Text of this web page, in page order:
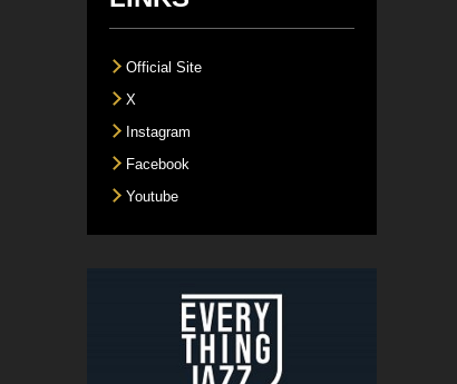
Official Site
X
Instagram
Facebook
Youtube